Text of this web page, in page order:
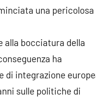
una pericolosa
alla bocciatura della
ha
di integrazione
sulle politiche di